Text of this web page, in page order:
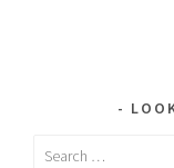
Search